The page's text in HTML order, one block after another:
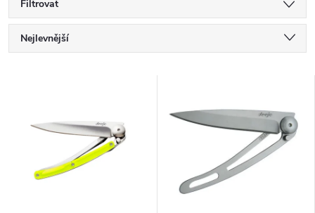
Filtrovat
Ř
Nejlevnější
Abecedně